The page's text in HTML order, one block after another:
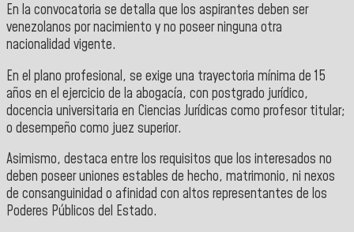
En la convocatoria se detalla que los aspirantes deben ser
venezolanos por nacimiento y no poseer ninguna otra
nacionalidad vigente.
En el plano profesional, se exige una trayectoria mínima de 15
años en el ejercicio de la abogacía, con postgrado jurídico,
docencia universitaria en Ciencias Jurídicas como profesor titular;
o desempeño como juez superior.
Asimismo, destaca entre los requisitos que los interesados no
deben poseer uniones estables de hecho, matrimonio, ni nexos
de consanguinidad o afinidad con altos representantes de los
Poderes Públicos del Estado.